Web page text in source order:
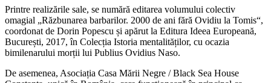
Printre realizările sale, se numără editarea volumului colectiv
omagial „Răzbunarea barbarilor. 2000 de ani fără Ovidiu la Tomis“,
coordonat de Dorin Popescu și apărut la Editura Ideea Europeană,
București, 2017, în Colecția Istoria mentalităților, cu ocazia
bimilenarului morții lui Publius Ovidius Naso.
De asemenea, Asociația Casa Mării Negre / Black Sea House